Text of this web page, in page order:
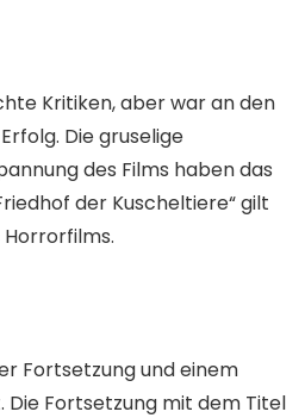
Kritiken, aber war an den
Die gruselige
des Films haben das
der Kuscheltiere“ gilt
Horrorfilms.
Fortsetzung und einem
Die Fortsetzung mit dem Titel